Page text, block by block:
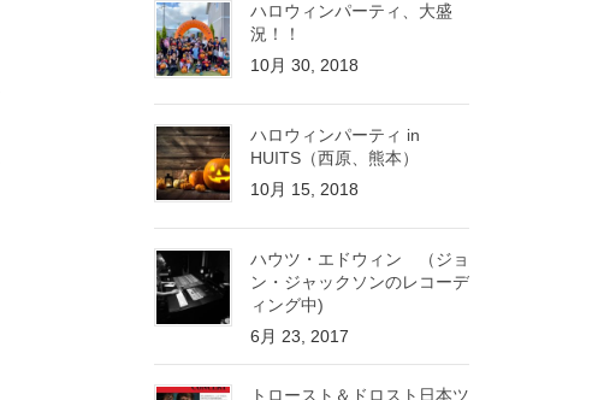
ハロウィンパーティ、大盛
況！！
10月 30, 2018
ハロウィンパーティ in
HUITS（西原、熊本）
10月 15, 2018
ハウツ・エドウィン （ジョ
ン・ジャックソンのレコーデ
ィング中)
6月 23, 2017
トロースト＆ドロスト日本ツ